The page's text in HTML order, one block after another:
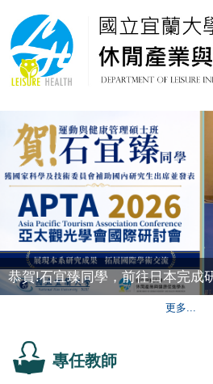
到
主
要
內
恭賀!石宜臻同學，前往日本完成
更多...
專任教師